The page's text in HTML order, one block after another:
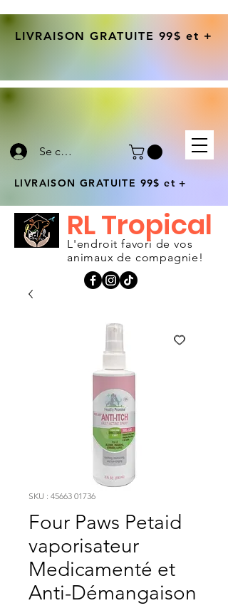
Se connecter
LIVRAISON GRATUITE 99$ et +
L'endroit favori de vos
animaux de compagnie!
RL Tropical
LIVRAISON GRATUITE 99$ et +
SKU : 45663 01736
Four Paws Petaid
vaporisateur
Medicamenté et
Anti-Démangaison